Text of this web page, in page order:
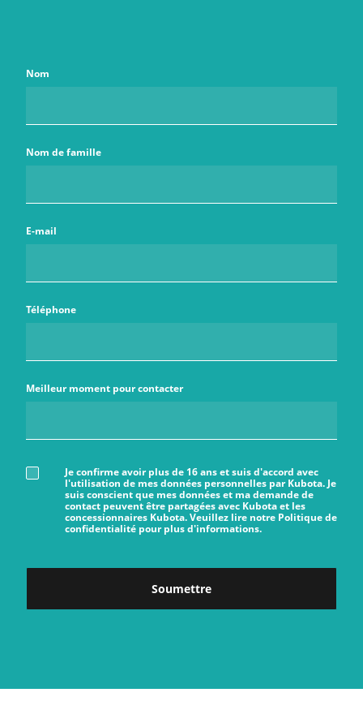
Nom
Nom de famille
E-mail
Téléphone
Meilleur moment pour contacter
Je confirme avoir plus de 16 ans et suis d'accord avec
l'utilisation de mes données personnelles par Kubota. Je
suis conscient que mes données et ma demande de
contact peuvent être partagées avec Kubota et les
concessionnaires Kubota. Veuillez lire notre Politique de
confidentialité pour plus d'informations.
Soumettre